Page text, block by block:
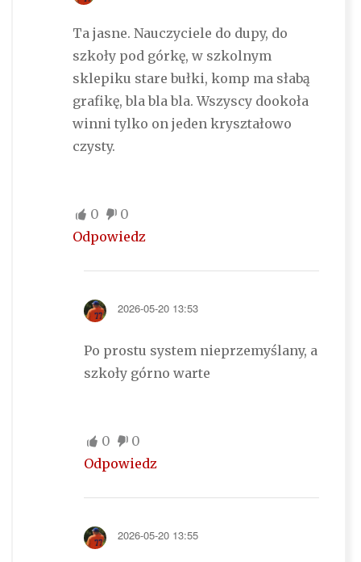
Ta jasne. Nauczyciele do dupy, do
szkoły pod górkę, w szkolnym
sklepiku stare bułki, komp ma słabą
grafikę, bla bla bla. Wszyscy dookoła
winni tylko on jeden kryształowo
czysty.
0
0
Odpowiedz
2026-05-20 13:53
Po prostu system nieprzemyślany, a
szkoły górno warte
0
0
Odpowiedz
2026-05-20 13:55